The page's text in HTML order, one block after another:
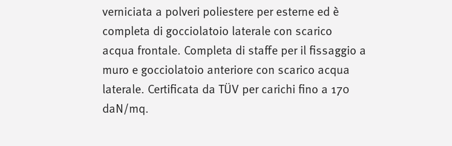
verniciata a polveri poliestere per esterne ed è
completa di gocciolatoio laterale con scarico
acqua frontale. Completa di staffe per il fissaggio a
muro e gocciolatoio anteriore con scarico acqua
laterale. Certificata da TÜV per carichi fino a 170
daN/mq.